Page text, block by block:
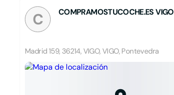
C COMPRAMOSTUCOCHE.ES VIGO
Madrid 159, 36214, VIGO, VIGO, Pontevedra